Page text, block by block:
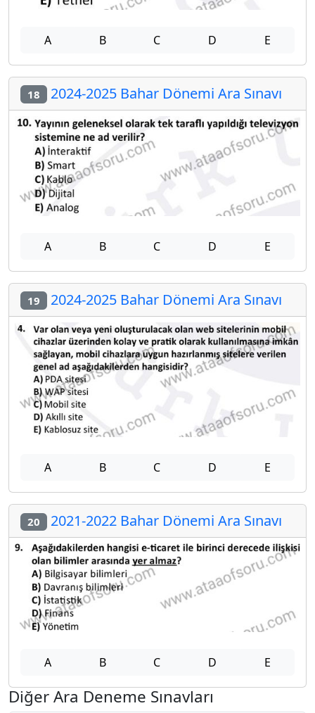
A B C D E
18 2024-2025 Bahar Dönemi Ara Sınavı
A B C D E
19 2024-2025 Bahar Dönemi Ara Sınavı
A B C D E
20 2021-2022 Bahar Dönemi Ara Sınavı
A B C D E
Diğer Ara Deneme Sınavları